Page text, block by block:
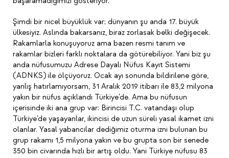
Şimdi bir nicel büyüklük var; dünyanın şu anda 17. büyük
ülkesiyiz. Aslında bakarsanız, biraz zorlasak belki değişecek.
Rakamlarla konuşuyoruz ama bazen resmi tanım ve
rakamlar bizleri farklı noktalara da götürebiliyor. Yani biz şu
anda nüfusumuzu Adrese Dayalı Nüfus Kayıt Sistemi
(ADNKS) ile ölçüyoruz. Ocak ayı sonunda bildirilene göre,
yanlış hatırlamıyorsam, 31 Aralık 2019 itibarı ile 83,2 milyona
yakın bir nüfus açıklandı Türkiye’de. Ama bu nüfusun
içerisinde iki ana grup var: Birincisi T.C. vatandaşı olup
Türkiye’de yaşayanlar, ikincisi de uzun süreli yasal ikamet izni
olanlar. Yasal yabancılar dediğimiz oturma izni bulunan bu
grup rakamı 1,5 milyona yakın ve bu grupta son bir senede
350 bin civarında hızlı bir artış oldu. Yani Türkiye nüfusu 83